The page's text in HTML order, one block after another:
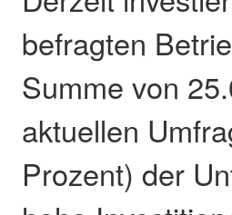
befragten
Summe von
aktuellen
Prozent) der